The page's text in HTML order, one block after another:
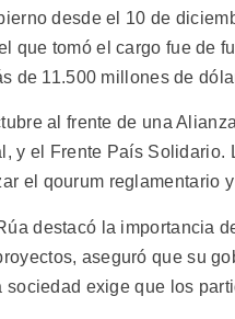
desde el 10 de
que tomó el cargo fue de
de 11.500 millones de
al frente de una
y el Frente País Solidario.
el qourum reglamentario
destacó la importancia
aseguró que su
exige que los